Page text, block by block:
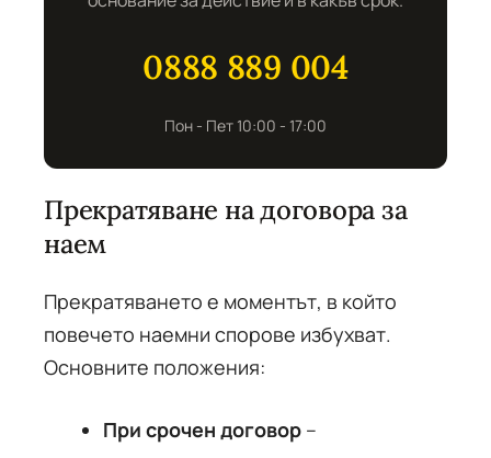
0888 889 004
Пон - Пет 10:00 - 17:00
Прекратяване на договора за
наем
Прекратяването е моментът, в който
повечето наемни спорове избухват.
Основните положения:
При срочен договор –